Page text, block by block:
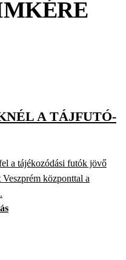
A TÁJFUTÓ-
a tájékozódási futók jövő
központtal a